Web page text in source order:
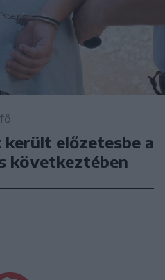
előzetesbe a
következtében